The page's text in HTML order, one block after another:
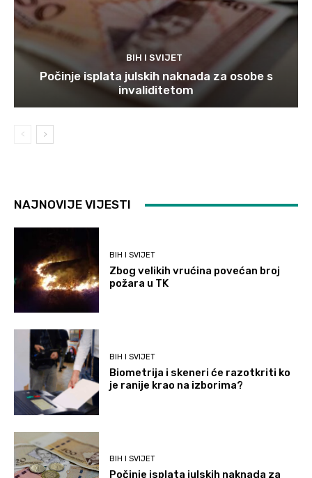
BIH I SVIJET
Počinje isplata julskih naknada za osobe s
invaliditetom
NAJNOVIJE VIJESTI
BIH I SVIJET
Zbog velikih vrućina povećan broj
požara u TK
BIH I SVIJET
Biometrija i skeneri će razotkriti ko
je ranije krao na izborima?
BIH I SVIJET
Počinje isplata julskih naknada za